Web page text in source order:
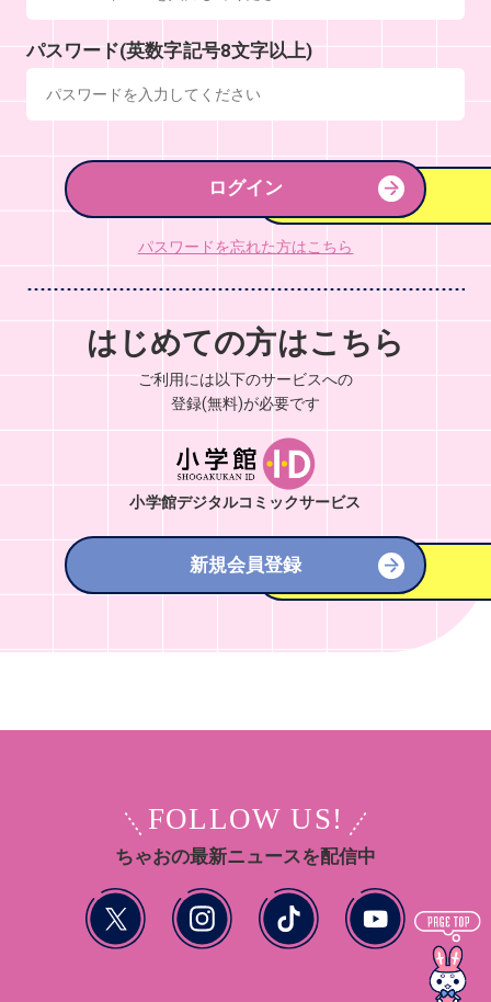
パスワード(英数字記号8文字以上)
ログイン
パスワードを忘れた方はこちら
はじめての方はこちら
ご利用には以下のサービスへの
登録(無料)が必要です
小学館デジタルコミックサービス
新規会員登録
FOLLOW US!
ちゃおの最新ニュースを配信中